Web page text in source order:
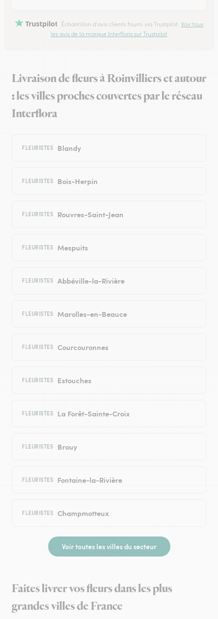
Trustpilot Échantillon d'avis clients fourni via Trustpilot. Voir tous
les avis de la marque Interflora sur Trustpilot
Livraison de fleurs à Roinvilliers et autour
: les villes proches couvertes par le réseau
Interflora
FLEURISTES Blandy
FLEURISTES Bois-Herpin
FLEURISTES Rouvres-Saint-Jean
FLEURISTES Mespuits
FLEURISTES Abbéville-la-Rivière
FLEURISTES Marolles-en-Beauce
FLEURISTES Courcouronnes
FLEURISTES Estouches
FLEURISTES La Forêt-Sainte-Croix
FLEURISTES Brouy
FLEURISTES Fontaine-la-Rivière
FLEURISTES Champmotteux
Voir toutes les villes du secteur
Faites livrer vos fleurs dans les plus
grandes villes de France